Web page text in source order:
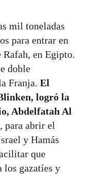
mil toneladas
para entrar en
Rafah, en Egipto.
doble
Franja. El
logró la
Abdelfatah Al
para abrir el
y Hamás
que
los gazatíes y